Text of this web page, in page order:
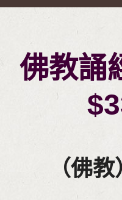
佛教誦
（佛